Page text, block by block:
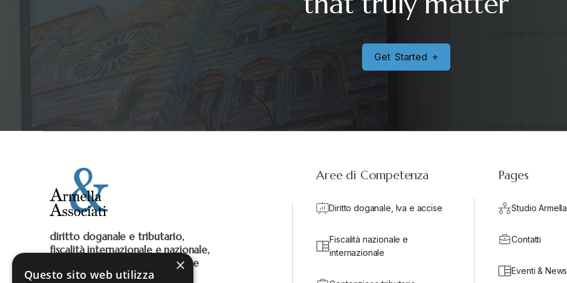
Get Started +
diritto doganale e tributario,
fiscalità internazionale e nazionale,
Iva, accise, fiscalità ambientale e
contenzioso tributario
Aree di Competenza
Diritto doganale, Iva e accise
Fiscalità nazionale e
internazionale
Pages
Studio Armella
Contatti
Eventi & News
×
Questo sito web utilizza